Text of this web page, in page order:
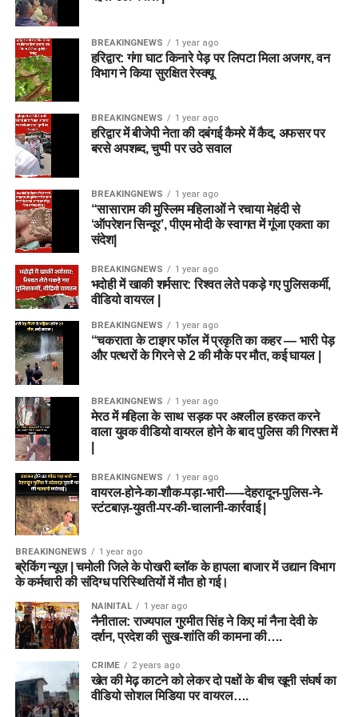
Wicketkeepers
Joe Clarke
Donovan Ferreira
Batters
Harry Brook
All-rounders
Mitchell Marsh (C)
Mitchell Owen
Rehan Ahmed
Bowlers
Nathan Ellis
Brydon Carse
Ben Dwarshuis
Usman Tariq
Fantasy Tips for BPH vs SUL
Dream11 Team Today Match 24
टीम में कम से कम दो तेज गेंदबाज जरूर रखें।
Mitchell Marsh को कप्तान बनाना सुरक्षित विकल्प हो सकता
है।
Grand League में Usman Tariq शानदार Differential
Pick साबित हो सकते हैं।
Ryan Rickelton शानदार फॉर्म में हैं, इसलिए उन्हें टीम से बाहर न
Head-to-Head Team (सुरक्षित टीम)
Wicketkeeper:Lauren Winfield
Phoebe Litchfield, Alice Capsey, Tammy
Beaumont
All-Rounders:Annabel Sutherland (C), Ellyse Perry,
Deepti Sharma (VC), Emma Lamb, Danielle Gibson
Bowlers:
टीम विश्लेषण:यह टीम स्मॉल
लीग और 3-4 मेंबर्स वाले
कॉन्टेस्ट के लिए बेस्ट है। इसमें
ऑलराउंडर्स पर पूरा फोकस रखा
गया है जो फैंटेसी प्वॉइंट्स की
गारंटी देते हैं।
Combination 2: Grand League
(GL) / Mega Contest Team (रिस्की
टीम)
Wicketkeeper:Lauren Winfield
Batters:
Capsey
All-Rounders:Ellyse Perry (C), Annabel Sutherland,
Deepti Sharma, Jess Jonassen, Fatima Sana
Bowlers:Lauren Filer (VC), Kate Cross
टीम विश्लेषण:ग्रैंड लीग में बड़ा
इनाम जीतने के लिए यह टीम
कप्तान (Captain):
अजमतुल्लाह ओमरजई
उप-कप्तान (Vice-Captain):
राशिद खान
💣 कॉम्बिनेशन 2: Grand League /
Mega Contest (हाई रिस्क – हाई रीवर्ड)
बल्लेबाज (BAT):हैरी टेक्टर (VC), एंड्रयू बालबर्नी, रहमत शाह
मैकब्राइन
गेंदबाज (BOWL): राशिद खान (C), फजलहक फारूकी, मार्क
अडायर, अल्लाह गज़नफर
कप्तान (Captain):राशिद
खान
उप-कप्तान (Vice-Captain):
हैरी टेक्टर
📈 मैच प्रेडिक्शन (Match Winner
Prediction)
अगर दोनों टीमों के संतुलन और अनुभव की तुलना की जाए, तो
अफगानिस्तान (AFG)की टीम कागजों पर ज्यादा मजबूत दिखती है। उनके
पास विश्व स्तरीय स्पिन गेंदबाज और विस्फोटक ऑलराउंडर मौजूद हैं।
BREAKINGNEWS 1 year ago
हरिद्वार: गंगा घाट किनारे पेड़ पर लिपटा मिला अजगर, वन
विभाग ने किया सुरक्षित रेस्क्यू
BREAKINGNEWS 1 year ago
हरिद्वार में बीजेपी नेता की दबंगई कैमरे में कैद, अफसर पर
बरसे अपशब्द, चुप्पी पर उठे सवाल
BREAKINGNEWS 1 year ago
“सासाराम की मुस्लिम महिलाओं ने रचाया मेहंदी से
‘ऑपरेशन सिन्दूर’, पीएम मोदी के स्वागत में गूंजा एकता का
संदेश|
BREAKINGNEWS 1 year ago
भदोही में खाकी शर्मसार: रिश्वत लेते पकड़े गए पुलिसकर्मी,
वीडियो वायरल |
BREAKINGNEWS 1 year ago
“चकराता के टाइगर फॉल में प्रकृति का कहर — भारी पेड़
और पत्थरों के गिरने से 2 की मौके पर मौत, कई घायल |
BREAKINGNEWS 1 year ago
मेरठ में महिला के साथ सड़क पर अश्लील हरकत करने
वाला युवक वीडियो वायरल होने के बाद पुलिस की गिरफ्त में
BREAKINGNEWS 1 year ago
वायरल-होने-का-शौक-पड़ा-भारी-—-देहरादून-पुलिस-ने-
स्टंटबाज़-युवती-पर-की-चालानी-कार्रवाई |
BREAKINGNEWS 1 year ago
ब्रेकिंग न्यूज़ | चमोली जिले के पोखरी ब्लॉक के हापला बाजार में उद्यान विभाग
के कर्मचारी की संदिग्ध परिस्थितियों में मौत हो गई।
NAINITAL 1 year ago
नैनीताल: राज्यपाल गुरमीत सिंह ने किए मां नैना देवी के
दर्शन, प्रदेश की सुख-शांति की कामना की….
CRIME 2 years ago
खेत की मेढ़ काटने को लेकर दो पक्षों के बीच खूनी संघर्ष का
वीडियो सोशल मिडिया पर वायरल….